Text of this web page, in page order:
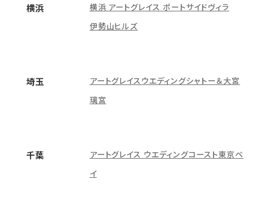
横浜
横浜 アートグレイス ポートサイドヴィラ
伊勢山ヒルズ
埼玉
アートグレイスウエディングシャトー＆大宮
璃宮
千葉
アートグレイス ウエディングコースト東京ベ
イ